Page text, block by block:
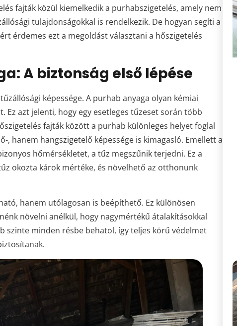
fajták közül kiemelkedik a purhabszigetelés, amely nem
tulajdonságokkal is rendelkezik. De hogyan segíti a
érdemes ezt a megoldást választani a hőszigetelés
A biztonság első lépése
képessége. A purhab anyaga olyan kémiai
azt jelenti, hogy egy esetleges tűzeset során több
fajták között a purhab különleges helyet foglal
hanem hangszigetelő képessége is kimagasló. Emellett a
hőmérsékletet, a tűz megszűnik terjedni. Ez a
okozta károk mértéke, és növelhető az otthonunk
hanem utólagosan is beépíthető. Ez különösen
növelni anélkül, hogy nagymértékű átalakításokkal
szinte minden résbe behatol, így teljes körű védelmet